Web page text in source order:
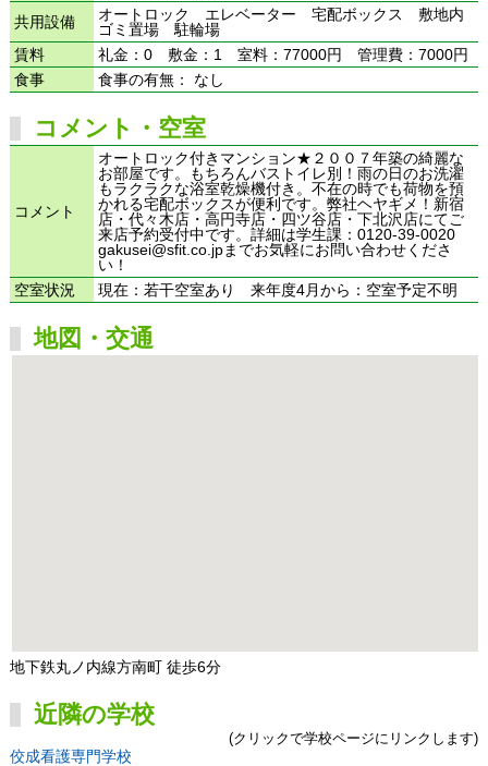
共用設備
オートロック エレベーター 宅配ボックス 敷地内
ゴミ置場 駐輪場
賃料
礼金：0 敷金：1 室料：77000円 管理費：7000円
食事
食事の有無： なし
コメント・空室
コメント
オートロック付きマンション★２００７年築の綺麗な
お部屋です。もちろんバストイレ別！雨の日のお洗濯
もラクラクな浴室乾燥機付き。不在の時でも荷物を預
かれる宅配ボックスが便利です。弊社ヘヤギメ！新宿
店・代々木店・高円寺店・四ツ谷店・下北沢店にてご
来店予約受付中です。詳細は学生課：0120-39-0020
gakusei@sfit.co.jpまでお気軽にお問い合わせくださ
い！
空室状況
現在：若干空室あり 来年度4月から：空室予定不明
地図・交通
地下鉄丸ノ内線方南町 徒歩6分
近隣の学校
(クリックで学校ページにリンクします)
佼成看護専門学校